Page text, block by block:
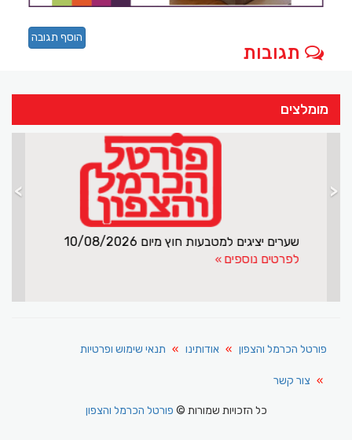
תגובות
הוסף תגובה
מומלצים
נעצר תושב ג'וליס לחקירה
לפרטים נוספים
> <
פורטל הכרמל והצפון אודותינו תנאי שימוש ופרטיות
צור קשר
כל הזכויות שמורות ©פורטל הכרמל והצפון